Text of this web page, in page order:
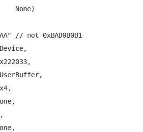
None)
// not 0xBAD0B0B1